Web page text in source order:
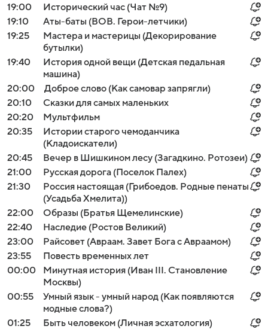
19:00
Исторический час (Чат №9)
19:10
Аты-баты (ВОВ. Герои-летчики)
19:25
Мастера и мастерицы (Декорирование
бутылки)
19:40
История одной вещи (Детская педальная
машина)
20:00
Доброе слово (Как самовар запрягли)
20:10
Сказки для самых маленьких
20:20
Мультфильм
20:35
Истории старого чемоданчика
(Кладоискатели)
20:45
Вечер в Шишкином лесу (Загадкино. Ротозеи)
21:00
Русская дорога (Поселок Палех)
21:30
Россия настоящая (Грибоедов. Родные пенаты
(Усадьба Хмелита))
22:00
Образы (Братья Щемелинские)
22:40
Наследие (Ростов Великий)
23:00
Райсовет (Авраам. Завет Бога с Авраамом)
23:55
Повесть временных лет
00:00
Минутная история (Иван III. Становление
Москвы)
00:55
Умный язык - умный народ (Как появляются
модные слова?)
01:25
Быть человеком (Личная эсхатология)